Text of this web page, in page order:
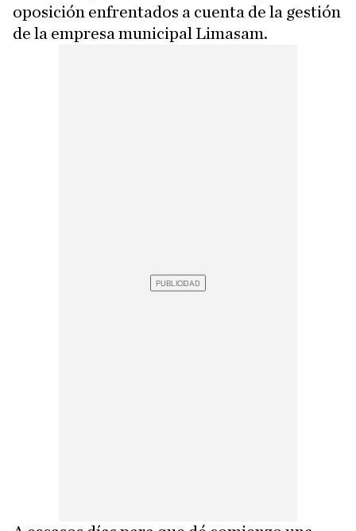
oposición enfrentados a cuenta de la gestión
de la empresa municipal Limasam.